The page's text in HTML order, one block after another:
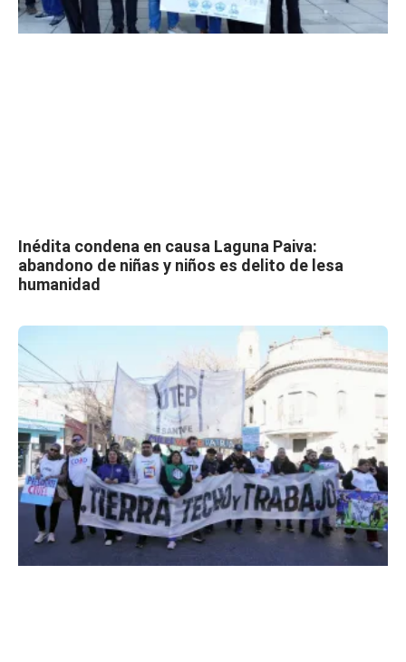
Inédita condena en causa Laguna Paiva:
abandono de niñas y niños es delito de lesa
humanidad